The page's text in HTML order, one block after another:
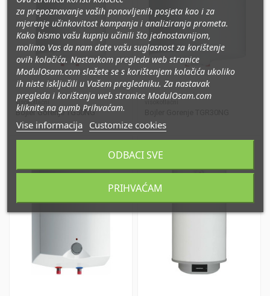
visokotlačni
Bojler Gorenje TG50NG
za prepoznavanje vaših ponovljenih posjeta kao i za
mjerenje učinkovitost kampanja i analiziranja prometa.
Kako bismo vašu kupnju učinili što jednostavnijom,
molimo Vas da nam date vašu suglasnost za korištenje
ovih kolačića. Nastavkom pregleda web stranice
ModulOsam.com slažete se s korištenjem kolačića ukoliko
ih niste isključili u Vašem pregledniku. Za nastavak
pregleda i korištenja web stranice ModulOsam.com
kliknite na gumb Prihvaćam.
Vise informacija Customize cookies
ODBACI SVE
PRIHVAĆAM